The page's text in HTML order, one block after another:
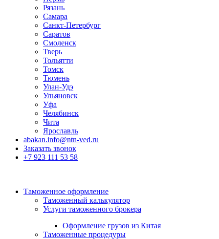
Рязань
Самара
Санкт-Петербург
Саратов
Смоленск
Тверь
Тольятти
Томск
Тюмень
Улан-Удэ
Ульяновск
Уфа
Челябинск
Чита
Ярославль
abakan.info@ntn-ved.ru
Заказать звонок
+7 923 111 53 58
Таможенное оформление
Таможенный калькулятор
Услуги таможенного брокера
Оформление грузов из Китая
Таможенные процедуры